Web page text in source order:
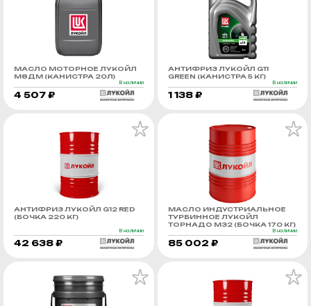
МАСЛО МОТОРНОЕ ЛУКОЙЛ
М8ДМ (КАНИСТРА 20Л)
В наличии
4 507 ₽
АНТИФРИЗ ЛУКОЙЛ G11
GREEN (КАНИСТРА 5 КГ)
В наличии
1 138 ₽
АНТИФРИЗ ЛУКОЙЛ G12 RED
(БОЧКА 220 КГ)
В наличии
42 638 ₽
МАСЛО ИНДУСТРИАЛЬНОЕ
ТУРБИННОЕ ЛУКОЙЛ
ТОРНАДО М32 (БОЧКА 170 КГ)
В наличии
85 002 ₽